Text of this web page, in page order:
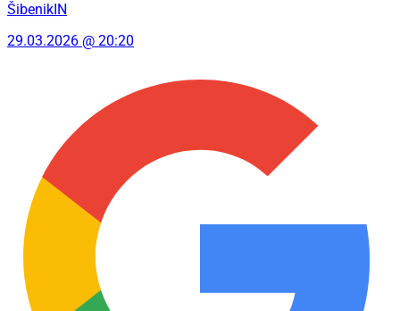
ŠibenikIN
29.03.2026 @ 20:20